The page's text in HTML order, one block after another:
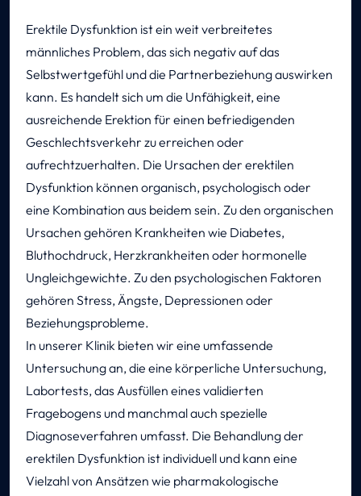
Erektile Dysfunktion ist ein weit verbreitetes
männliches Problem, das sich negativ auf das
Selbstwertgefühl und die Partnerbeziehung auswirken
kann. Es handelt sich um die Unfähigkeit, eine
ausreichende Erektion für einen befriedigenden
Geschlechtsverkehr zu erreichen oder
aufrechtzuerhalten. Die Ursachen der erektilen
Dysfunktion können organisch, psychologisch oder
eine Kombination aus beidem sein. Zu den organischen
Ursachen gehören Krankheiten wie Diabetes,
Bluthochdruck, Herzkrankheiten oder hormonelle
Ungleichgewichte. Zu den psychologischen Faktoren
gehören Stress, Ängste, Depressionen oder
Beziehungsprobleme.
In unserer Klinik bieten wir eine umfassende
Untersuchung an, die eine körperliche Untersuchung,
Labortests, das Ausfüllen eines validierten
Fragebogens und manchmal auch spezielle
Diagnoseverfahren umfasst. Die Behandlung der
erektilen Dysfunktion ist individuell und kann eine
Vielzahl von Ansätzen wie pharmakologische